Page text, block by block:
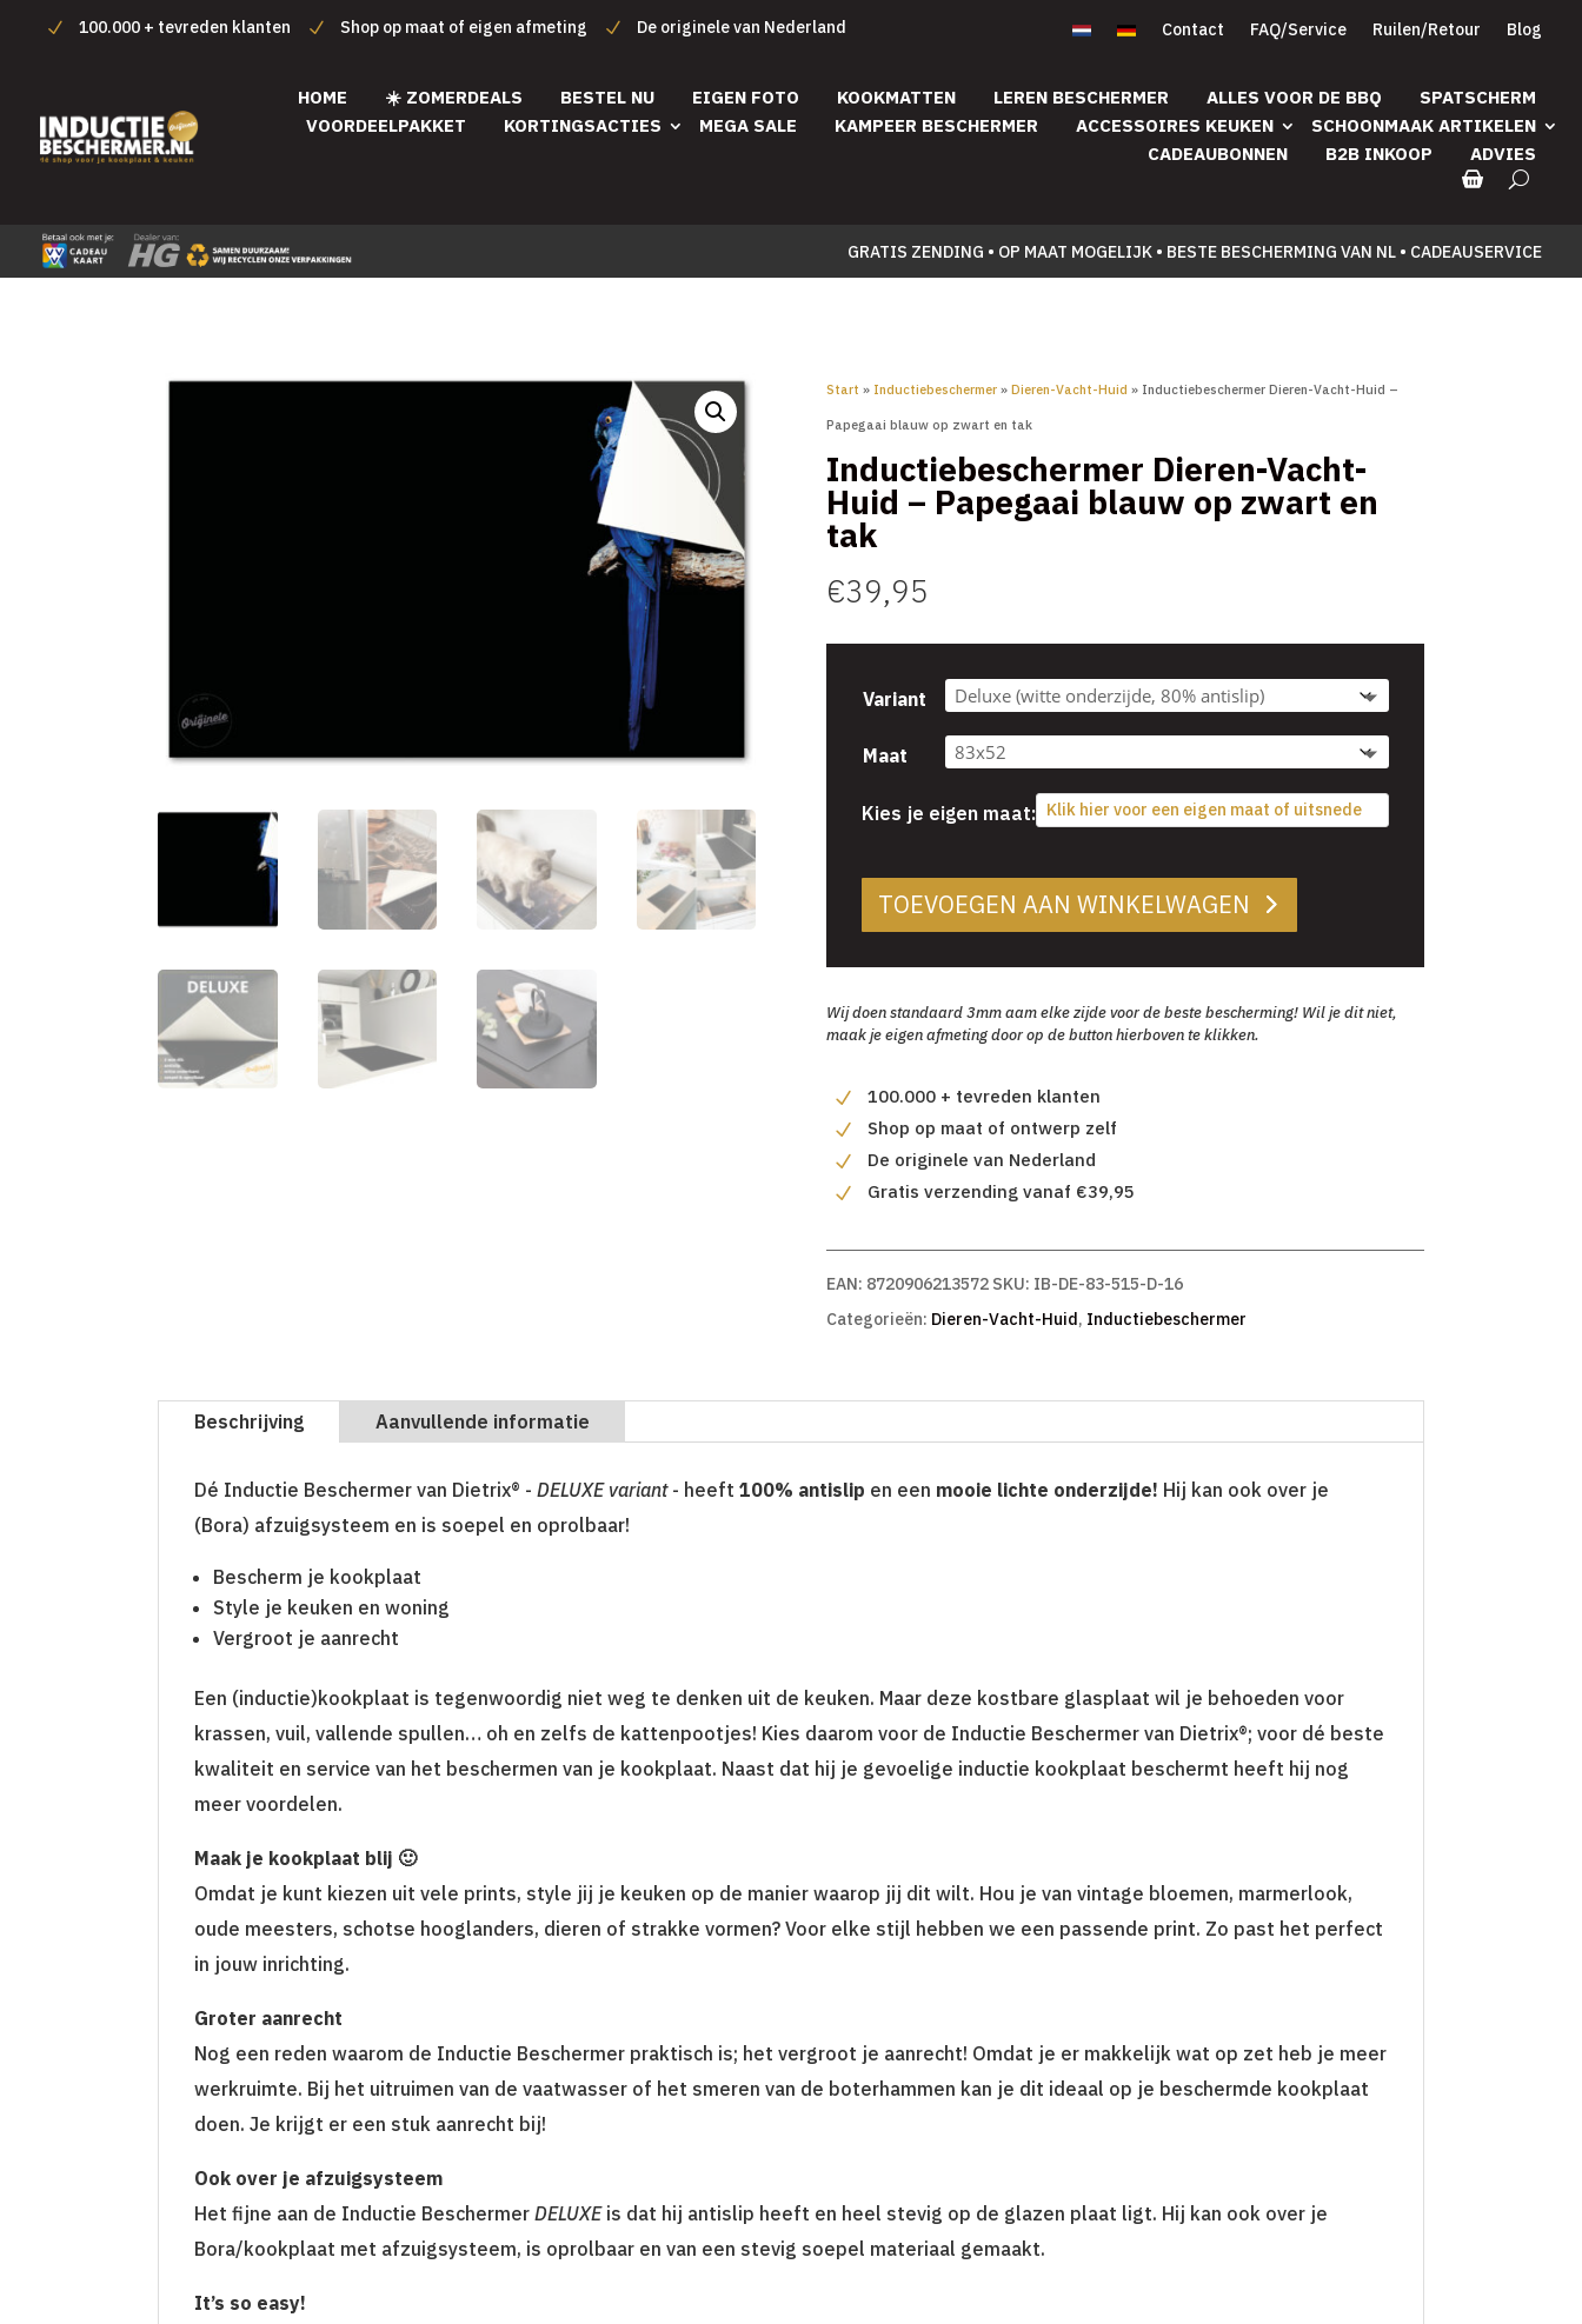
100.000 + tevreden klanten Shop op maat of eigen afmeting De originele van Nederland Contact FAQ/Service Ruilen/Retour Blog
HOME ☀️ ZOMERDEALS BESTEL NU EIGEN FOTO KOOKMATTEN LEREN BESCHERMER ALLES VOOR DE BBQ
SPATSCHERM
VOORDEELPAKKET
KORTINGSACTIES MEGA SALE KAMPEER BESCHERMER ACCESSOIRES KEUKEN
SCHOONMAAK ARTIKELEN
CADEAUBONNEN
B2B INKOOP ADVIES
GRATIS ZENDING • OP MAAT MOGELIJK • BESTE BESCHERMING VAN NL • CADEAUSERVICE
Start » Inductiebeschermer» Dieren-Vacht-Huid » Inductiebeschermer Dieren-Vacht-Huid –
Papegaai blauw op zwart en tak
Inductiebeschermer Dieren-Vacht-
Huid – Papegaai blauw op zwart en
tak
€39,95
Variant
Maat
Kies je eigen maat: Klik hier voor een eigen maat of uitsnede
TOEVOEGEN AAN WINKELWAGEN
Wij doen standaard 3mm aam elke zijde voor de beste bescherming! Wil je dit niet,
maak je eigen afmeting door op de button hierboven te klikken.
100.000 + tevreden klanten
Shop op maat of ontwerp zelf
De originele van Nederland
Gratis verzending vanaf €39,95
EAN: 8720906213572 SKU: IB-DE-83-515-D-16
Categorieën: Dieren-Vacht-Huid, Inductiebeschermer
Beschrijving Aanvullende informatie
Dé Inductie Beschermer van Dietrix® -DELUXE variant - heeft100% antislip en een mooie lichte onderzijde! Hij kan ook over je
(Bora) afzuigsysteem en is soepel en oprolbaar!
Bescherm je kookplaat
Style je keuken en woning
Vergroot je aanrecht
Een (inductie)kookplaat is tegenwoordig niet weg te denken uit de keuken. Maar deze kostbare glasplaat wil je behoeden voor
krassen, vuil, vallende spullen… oh en zelfs de kattenpootjes! Kies daarom voor de Inductie Beschermer van Dietrix®; voor dé beste
kwaliteit en service van het beschermen van je kookplaat. Naast dat hij je gevoelige inductie kookplaat beschermt heeft hij nog
meer voordelen.
Maak je kookplaat blij 🙂
Omdat je kunt kiezen uit vele prints, style jij je keuken op de manier waarop jij dit wilt. Hou je van vintage bloemen, marmerlook,
oude meesters, schotse hooglanders, dieren of strakke vormen? Voor elke stijl hebben we een passende print. Zo past het perfect
in jouw inrichting.
Groter aanrecht
Nog een reden waarom de Inductie Beschermer praktisch is; het vergroot je aanrecht! Omdat je er makkelijk wat op zet heb je meer
werkruimte. Bij het uitruimen van de vaatwasser of het smeren van de boterhammen kan je dit ideaal op je beschermde kookplaat
doen. Je krijgt er een stuk aanrecht bij!
Ook over je afzuigsysteem
Het fijne aan de Inductie BeschermerDELUXEis dat hij antislip heeft en heel stevig op de glazen plaat ligt. Hij kan ook over je
Bora/kookplaat met afzuigsysteem, is oprolbaar en van een stevig soepel materiaal gemaakt.
It’s so easy!